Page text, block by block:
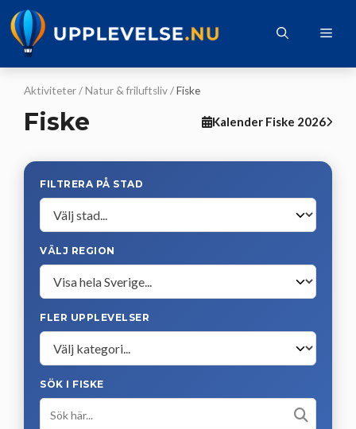
Hoppa
till
innehåll
Aktiviteter/Natur & friluftsliv/Fiske
Fiske Kalender Fiske 2026
FILTRERA PÅ STAD
VÄLJ REGION
FLER UPPLEVELSER
SÖK I FISKE